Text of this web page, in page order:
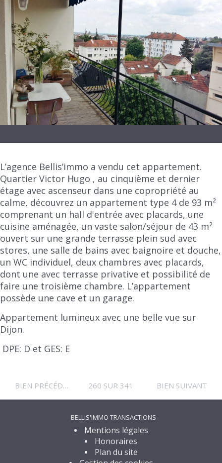
L’agence Bellis’immo a vendu cet appartement.
Quartier Victor Hugo , au cinquième et dernier
étage avec ascenseur dans une copropriété au
calme, découvrez un appartement type 4 de 93 m²
comprenant un hall d'entrée avec placards, une
cuisine aménagée, un vaste salon/séjour de 43 m²
ouvert sur une grande terrasse plein sud avec
stores, une salle de bains avec baignoire et douche,
un WC individuel, deux chambres avec placards,
dont une avec terrasse privative et possibilité de
faire une troisième chambre. L’appartement
possède une cave et un garage.
Appartement lumineux avec une belle vue sur
Dijon.
DPE: D et GES: E
BIEN PRÉCÉDENT 260 SUR 341 BIEN SUIVANT
BELLIS'IMMO TRANSACTIONS
Mentions légales
Honoraires
Plan du site